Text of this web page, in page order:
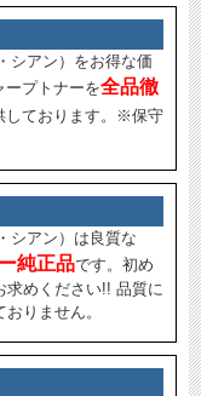
シアン）をお得な価
ープトナーを全品徹
しております。※保守
シアン）は良質な
純正品です。初め
求めください!! 品質に
りません。